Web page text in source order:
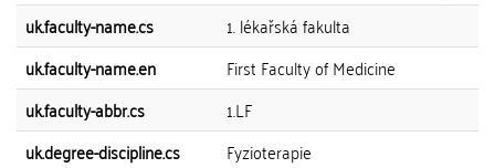
uk.faculty-name.cs
1. lékařská fakulta
uk.faculty-name.en
First Faculty of Medicine
uk.faculty-abbr.cs
1.LF
uk.degree-discipline.cs
Fyzioterapie